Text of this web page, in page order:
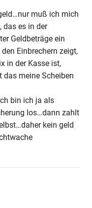
muß ich mich
das es in der
Geldbeträge ein
Einbrechern zeigt,
in der Kasse ist,
meine Scheiben
bin ich ja als
los…dann zahlt
kein geld